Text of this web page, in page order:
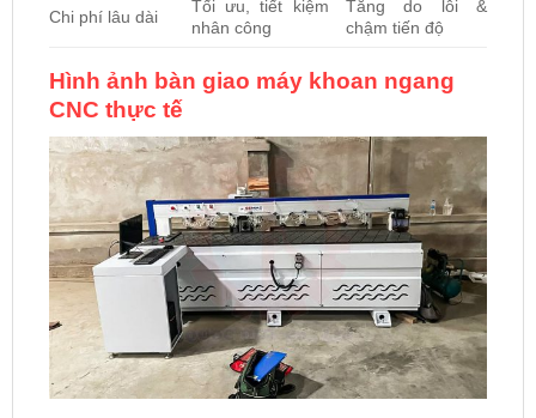
Chi phí lâu dài
Tối ưu, tiết kiệm
nhân công
Tăng do lỗi &
chậm tiến độ
Hình ảnh bàn giao máy khoan ngang
CNC thực tế